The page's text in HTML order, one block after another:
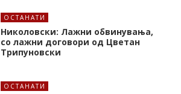
ОСТАНАТИ
Николовски: Лажни обвинувања,
со лажни договори од Цветан
Трипуновски
ОСТАНАТИ